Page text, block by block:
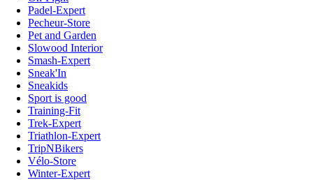
Padel-Expert
Pecheur-Store
Pet and Garden
Slowood Interior
Smash-Expert
Sneak'In
Sneakids
Sport is good
Training-Fit
Trek-Expert
Triathlon-Expert
TripNBikers
Vélo-Store
Winter-Expert